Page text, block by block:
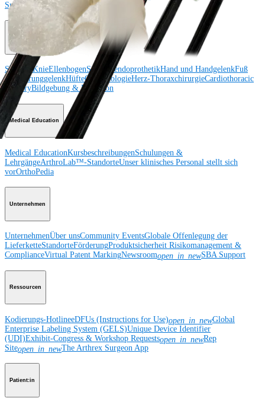
Surgery
Wirbelsäule
Produkt
Schulter KnieEllenbogenSchulterendoprothetikHand und HandgelenkFuß
und SprunggelenkHüfteOrthobiologieHerz-ThoraxchirurgieCardiothoracic
SurgeryBildgebung & Resektion
Medical Education
Medical EducationKursbeschreibungenSchulungen &
LehrgängeArthroLab™-StandorteUnser klinisches Personal stellt sich
vorOrthoPedia
Unternehmen
UnternehmenÜber unsCommunity EventsGlobale Offenlegung der
LieferketteStandorteFörderungProduktsicherheit Risikomanagement &
ComplianceVirtual Patent MarkingNewsroomopen_in_newSBA Support
Ressourcen
Kodierungs-HotlineeDFUs (Instructions for Use)open_in_newGlobal
Enterprise Labeling System (GELS)Unique Device Identifier
(UDI)Exhibit-Congress & Workshop Requestsopen_in_newRep
Siteopen_in_newThe Arthrex Surgeon App
Patient:in